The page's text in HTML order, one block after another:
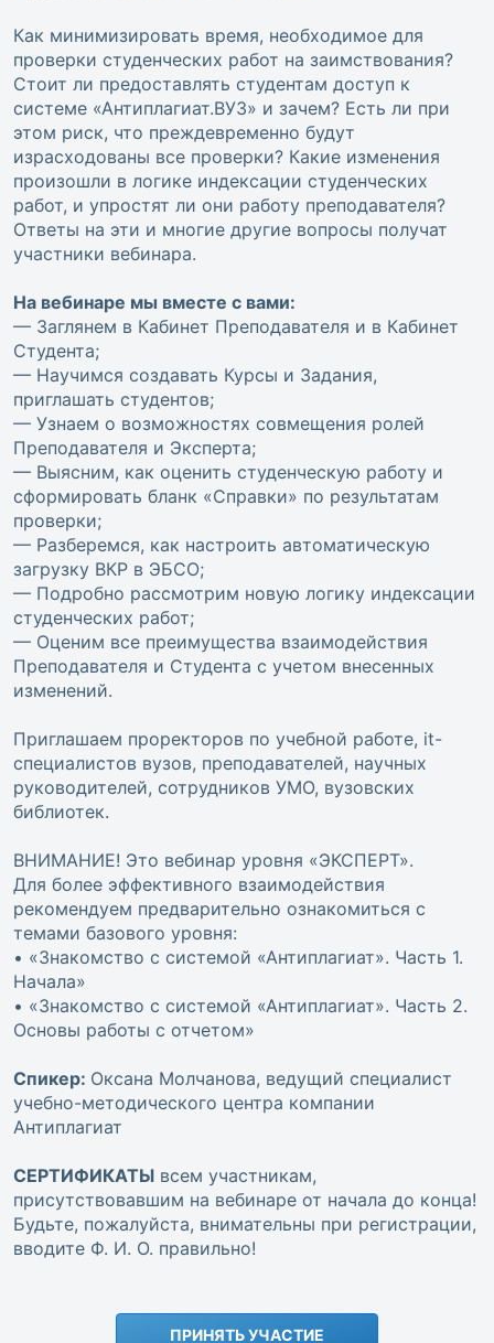
Как минимизировать время, необходимое для
проверки студенческих работ на заимствования?
Стоит ли предоставлять студентам доступ к
системе «Антиплагиат.ВУЗ» и зачем? Есть ли при
этом риск, что преждевременно будут
израсходованы все проверки? Какие изменения
произошли в логике индексации студенческих
работ, и упростят ли они работу преподавателя?
Ответы на эти и многие другие вопросы получат
участники вебинара.
На вебинаре мы вместе с вами:
— Заглянем в Кабинет Преподавателя и в Кабинет
Студента;
— Научимся создавать Курсы и Задания,
приглашать студентов;
— Узнаем о возможностях совмещения ролей
Преподавателя и Эксперта;
— Выясним, как оценить студенческую работу и
сформировать бланк «Справки» по результатам
проверки;
— Разберемся, как настроить автоматическую
загрузку ВКР в ЭБСО;
— Подробно рассмотрим новую логику индексации
студенческих работ;
— Оценим все преимущества взаимодействия
Преподавателя и Студента с учетом внесенных
изменений.
Приглашаем проректоров по учебной работе, it-
специалистов вузов, преподавателей, научных
руководителей, сотрудников УМО, вузовских
библиотек.
ВНИМАНИЕ! Это вебинар уровня «ЭКСПЕРТ».
Для более эффективного взаимодействия
рекомендуем предварительно ознакомиться с
темами базового уровня:
• «Знакомство с системой «Антиплагиат». Часть 1.
Начала»
• «Знакомство с системой «Антиплагиат». Часть 2.
Основы работы с отчетом»
Спикер: Оксана Молчанова, ведущий специалист
учебно-методического центра компании
Антиплагиат
СЕРТИФИКАТЫ всем участникам,
присутствовавшим на вебинаре от начала до конца!
Будьте, пожалуйста, внимательны при регистрации,
вводите Ф. И. О. правильно!
ПРИНЯТЬ УЧАСТИЕ